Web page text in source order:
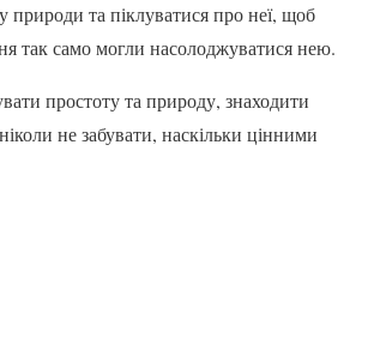
природи та піклуватися про неї, щоб
так само могли насолоджуватися нею.
простоту та природу, знаходити
не забувати, наскільки цінними